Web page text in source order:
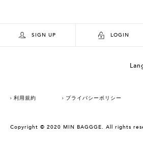
SIGN UP LOGIN
利用規約 プライバシーポリシー
Copyright © 2020 MIN BAGGGE. All rights